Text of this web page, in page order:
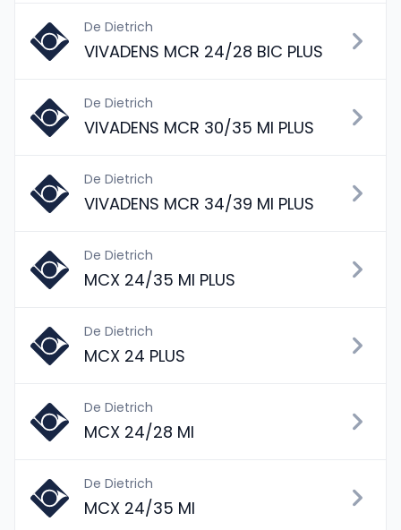
De Dietrich
VIVADENS MCR 24/28 BIC PLUS
De Dietrich
VIVADENS MCR 30/35 MI PLUS
De Dietrich
VIVADENS MCR 34/39 MI PLUS
De Dietrich
MCX 24/35 MI PLUS
De Dietrich
MCX 24 PLUS
De Dietrich
MCX 24/28 MI
De Dietrich
MCX 24/35 MI